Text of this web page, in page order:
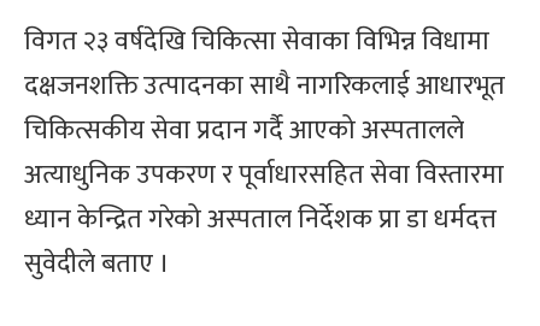
विगत २३ वर्षदेखि चिकित्सा सेवाका विभिन्न विधामा
दक्षजनशक्ति उत्पादनका साथै नागरिकलाई आधारभूत
चिकित्सकीय सेवा प्रदान गर्दै आएको अस्पतालले
अत्याधुनिक उपकरण र पूर्वाधारसहित सेवा विस्तारमा
ध्यान केन्द्रित गरेको अस्पताल निर्देशक प्रा डा धर्मदत्त
सुवेदीले बताए ।